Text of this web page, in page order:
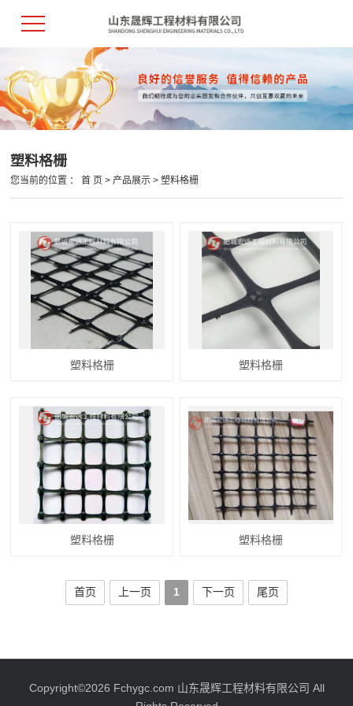
塑料格栅
您当前的位置 ：首 页 >产品展示 >塑料格栅
塑料格栅 塑料格栅
塑料格栅 塑料格栅
首页 上一页 1 下一页 尾页
Copyright©2026 Fchygc.com 山东晟辉工程材料有限公司 All